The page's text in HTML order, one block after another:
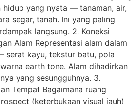
hidup yang nyata — tanaman, air,
segar, tanah. Ini yang paling
langsung. 2. Koneksi
Alam Representasi alam dalam
serat kayu, tekstur batu, pola
earth tone. Alam dihadirkan
yang sesungguhnya. 3.
Tempat Bagaimana ruang
(keterbukaan visual jauh)